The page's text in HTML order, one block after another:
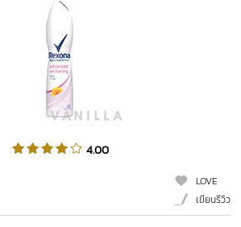
4.00
LOVE
เขียนรีวิว